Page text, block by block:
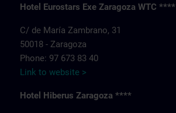
Hotel Eurostars Exe Zaragoza WTC ****
C/ de María Zambrano, 31
50018 - Zaragoza
Phone: 97 673 83 40
Link to website >
Hotel Hiberus Zaragoza ****